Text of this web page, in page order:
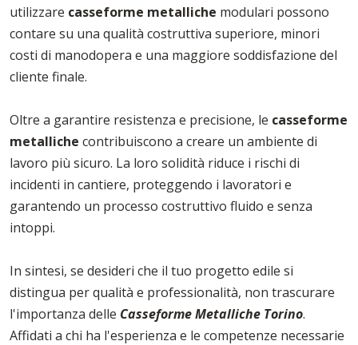
utilizzare casseforme metalliche modulari possono
contare su una qualità costruttiva superiore, minori
costi di manodopera e una maggiore soddisfazione del
cliente finale.
Oltre a garantire resistenza e precisione, le casseforme
metalliche contribuiscono a creare un ambiente di
lavoro più sicuro. La loro solidità riduce i rischi di
incidenti in cantiere, proteggendo i lavoratori e
garantendo un processo costruttivo fluido e senza
intoppi.
In sintesi, se desideri che il tuo progetto edile si
distingua per qualità e professionalità, non trascurare
l'importanza delle Casseforme Metalliche Torino.
Affidati a chi ha l'esperienza e le competenze necessarie